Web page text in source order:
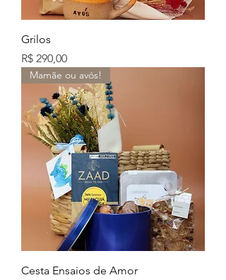
Grilos
Preço
R$ 290,00
Mamãe ou avós!
Cesta Ensaios de Amor